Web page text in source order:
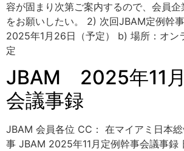
容が固まり次第ご案内するので、会員
をお願いしたい。 2) 次回JBAM定例幹
2025年1月26日（予定） b) 場所：オン
定
JBAM 2025年11
会議事録
JBAM 会員各位 CC： 在マイアミ日本
事 JBAM 2025年11月定例幹事会議事録